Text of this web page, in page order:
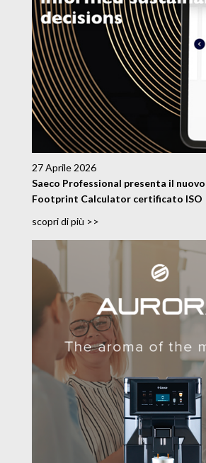
27 Aprile 2026
Saeco Professional presenta il
Footprint Calculator certificato ISO
scopri di più >>